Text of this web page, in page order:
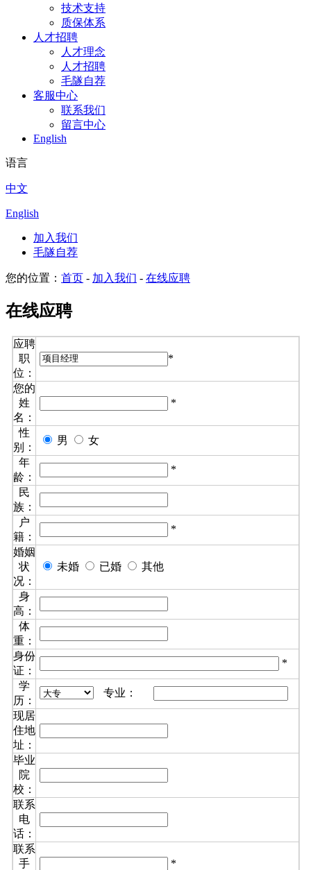
技术支持
质保体系
人才招聘
人才理念
人才招聘
毛隧自荐
客服中心
联系我们
留言中心
English
语言
中文
English
加入我们
毛隧自荐
您的位置： 首页 - 加入我们 - 在线应聘
在线应聘
应聘
职
位：
*
您的
姓
名：
*
性
别：
男
女
年
龄：
*
民
族：
户
籍：
*
婚姻
状
况：
未婚 已婚 其他
身
高：
体
重：
身份
证：
*
学
历：
专业：
现居
住地
址：
毕业
院
校：
联系
电
话：
联系
手
*